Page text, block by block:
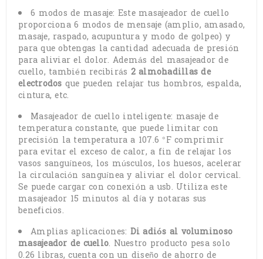
6 modos de masaje: Este masajeador de cuello
proporciona 6 modos de mensaje (amplio, amasado,
masaje, raspado, acupuntura y modo de golpeo) y
para que obtengas la cantidad adecuada de presión
para aliviar el dolor. Además del masajeador de
cuello, también recibirás 2 almohadillas de
electrodos que pueden relajar tus hombros, espalda,
cintura, etc.
Masajeador de cuello inteligente: masaje de
temperatura constante, que puede limitar con
precisión la temperatura a 107.6 °F comprimir
para evitar el exceso de calor, a fin de relajar los
vasos sanguíneos, los músculos, los huesos, acelerar
la circulación sanguínea y aliviar el dolor cervical.
Se puede cargar con conexión a usb. Utiliza este
masajeador 15 minutos al día y notaras sus
beneficios.
Amplias aplicaciones: Di adiós al voluminoso
masajeador de cuello. Nuestro producto pesa solo
0.26 libras, cuenta con un diseño de ahorro de